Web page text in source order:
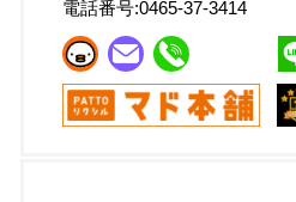
電話番号:0465-37-3414